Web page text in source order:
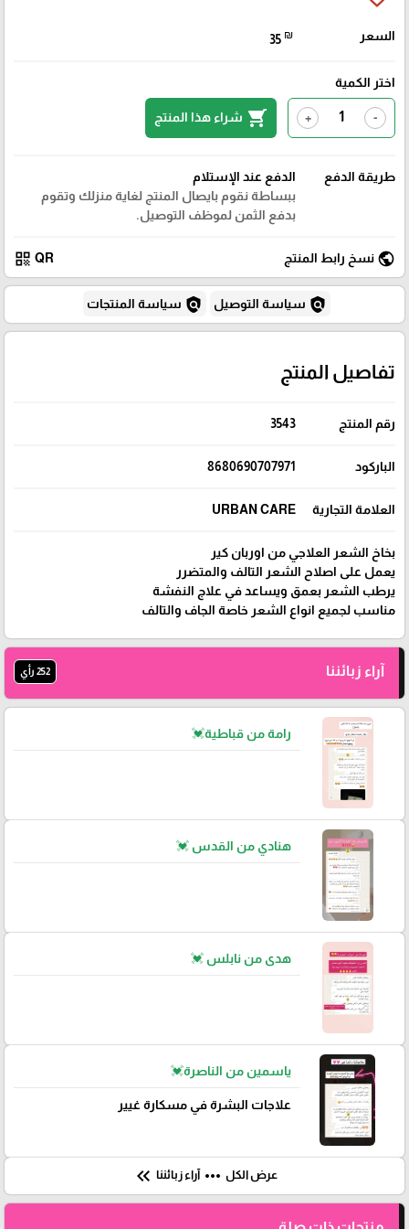
السعر 35 ₪
اختر الكمية
-
+
shopping_cart شراء هذا المنتج
طريقة الدفع
الدفع عند الإستلام
ببساطة نقوم بايصال المنتج لغاية منزلك وتقوم
بدفع الثمن لموظف التوصيل.
public نسخ رابط المنتج QR
qr_code
policy سياسة التوصيل policy سياسة المنتجات
تفاصيل المنتج
رقم المنتج 3543
الباركود 8680690707971
العلامة التجارية URBAN CARE
بخاخ الشعر العلاجي من اوربان كير
يعمل على اصلاح الشعر التالف والمتضرر
يرطب الشعر بعمق ويساعد في علاج النفشة
مناسب لجميع انواع الشعر خاصة الجاف والتالف
آراء زبائننا 252 رأي
رامة من قباطية💓
هنادي من القدس 💓
هدى من نابلس 💓
ياسمين من الناصرة💓
علاجات البشرة في مسكارة غيير
عرض الكل more_horiz آراء زبائننا keyboard_double_arrow_left